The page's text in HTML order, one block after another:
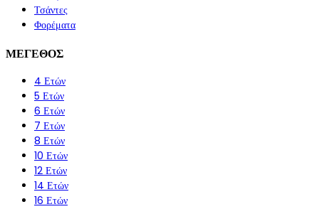
Τσάντες
Φορέματα
ΜΕΓΕΘΟΣ
4 Ετών
5 Ετών
6 Ετών
7 Ετών
8 Ετών
10 Ετών
12 Ετών
14 Ετών
16 Ετών